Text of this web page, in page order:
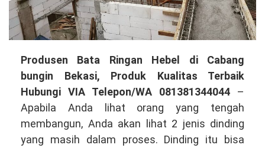
Produsen
Bata
Ringan
Hebel
di
Cabang
Produsen Bata Ringan Hebel di Cabang
bungin Bekasi, Produk Kualitas Terbaik
Hubungi VIA Telepon/WA 081381344044 –
Apabila Anda lihat orang yang tengah
membangun, Anda akan lihat 2 jenis dinding
yang masih dalam proses. Dinding itu bisa